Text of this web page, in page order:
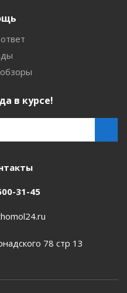
в курсе!
31-45
78 стр 13